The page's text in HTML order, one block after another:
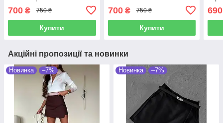
700 ₴ 750 ₴
Купити
700₴ 750 ₴
Купити
690
Акційні пропозиції та новинки
Новинка –7% Новинка –7%